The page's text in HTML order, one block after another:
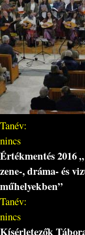
Tanév:
nincs
Értékmentés 2016
zene-, dráma- és
műhelyekben”
Tanév:
nincs
Kísérletezők